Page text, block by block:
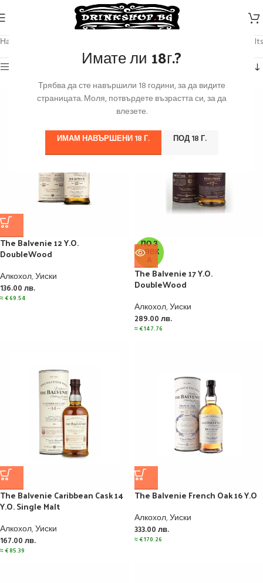
Имате ли 18г.?
Трябва да сте навършили 18 години, за да видите
страницата. Моля, потвърдете възрастта си, за да
влезете.
ИМАМ НАВЪРШЕНИ 18 Г. ПОД 18 Г.
Начало
Showing all 6 results
The Balvenie 12 Y.O.
DoubleWood
Алкохол,Уиски
136.00 лв.
≈€69.54
ПО З
АЯВК
А
The Balvenie 17 Y.O.
DoubleWood
Алкохол,Уиски
289.00 лв.
≈€147.76
The Balvenie Caribbean Cask 14
Y.O. Single Malt
Алкохол,Уиски
167.00 лв.
≈€85.39
The Balvenie French Oak 16 Y.O
Алкохол,Уиски
333.00 лв.
≈€170.26